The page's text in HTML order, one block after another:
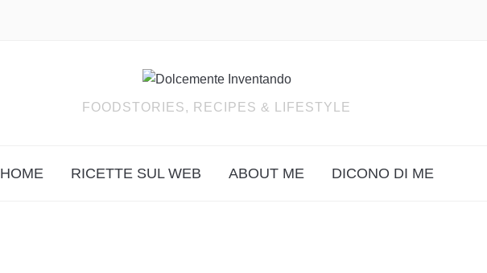
FOODSTORIES, RECIPES & LIFESTYLE
HOME RICETTE SUL WEB ABOUT ME DICONO DI ME